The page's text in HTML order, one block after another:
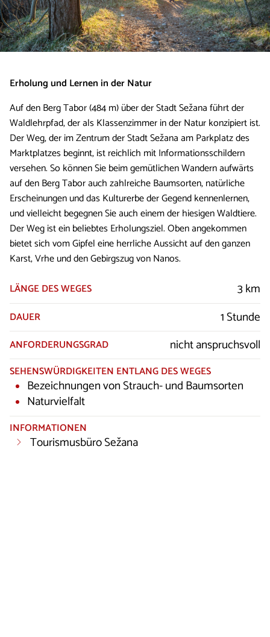
Erholung und Lernen in der Natur
Auf den Berg Tabor (484 m) über der Stadt Sežana führt der
Waldlehrpfad, der als Klassenzimmer in der Natur konzipiert ist.
Der Weg, der im Zentrum der Stadt Sežana am Parkplatz des
Marktplatzes beginnt, ist reichlich mit Informationsschildern
versehen. So können Sie beim gemütlichen Wandern aufwärts
auf den Berg Tabor auch zahlreiche Baumsorten, natürliche
Erscheinungen und das Kulturerbe der Gegend kennenlernen,
und vielleicht begegnen Sie auch einem der hiesigen Waldtiere.
Der Weg ist ein beliebtes Erholungsziel. Oben angekommen
bietet sich vom Gipfel eine herrliche Aussicht auf den ganzen
Karst, Vrhe und den Gebirgszug von Nanos.
LÄNGE DES WEGES
3 km
DAUER 1 Stunde
ANFORDERUNGSGRAD nicht anspruchsvoll
SEHENSWÜRDIGKEITEN ENTLANG DES WEGES
Bezeichnungen von Strauch- und Baumsorten
Naturvielfalt
INFORMATIONEN
Tourismusbüro Sežana